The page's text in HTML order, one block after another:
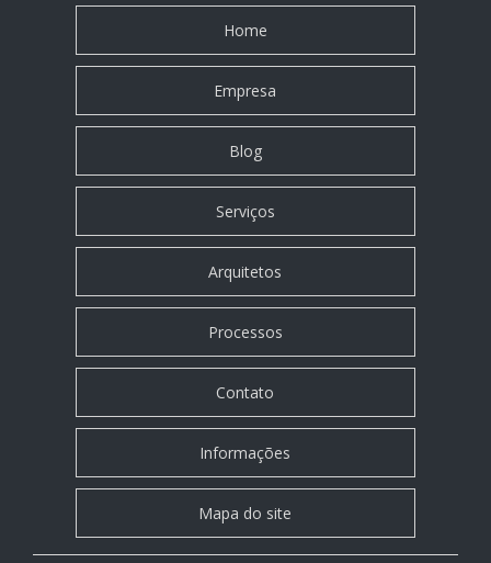
Home
Empresa
Blog
Serviços
Arquitetos
Processos
Contato
Informações
Mapa do site